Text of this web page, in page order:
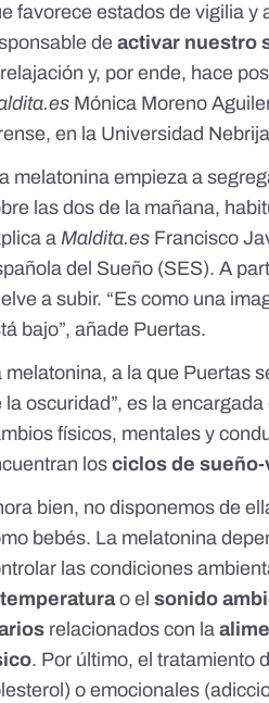
favorece estados de vigilia y
de activar nuestro
relajación y, por ende, hace
Mónica Moreno
en la Universidad
melatonina empieza a
las dos de la mañana,
a Maldita.es Francisco
del Sueño (SES). A
a subir. “Es como una
bajo”, añade Puertas.
melatonina, a la que Puertas
la oscuridad”, es la
físicos, mentales y
losciclos de
bien, no disponemos de
bebés. La melatonina
las condiciones
temperaturao elsonido
relacionados con la
. Por último, el tratamiento
o emocionales